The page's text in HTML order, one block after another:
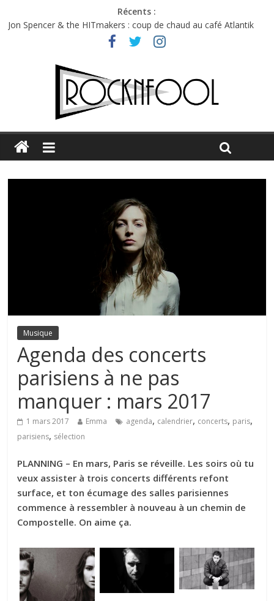
Récents :
Jon Spencer & the HITmakers : coup de chaud au café Atlantik
Hellfest 2026 vendredi : température et émotions en hausse
Hellfest 2026 jeudi : impossible de choisir entre chaleur et bonne
Première édition du Midgard Festival : entre bière, métal et
Charlie Puth à l’Olympia : la leçon de pop du Professeur Puth
Musique
Agenda des concerts
parisiens à ne pas
manquer : mars 2017
1 mars 2017 Emma agenda, calendrier, concerts, paris,
parisiens, sélection
PLANNING – En mars, Paris se réveille. Les soirs où tu
veux assister à trois concerts différents refont
surface, et ton écumage des salles parisiennes
commence à ressembler à nouveau à un chemin de
Compostelle. On aime ça.